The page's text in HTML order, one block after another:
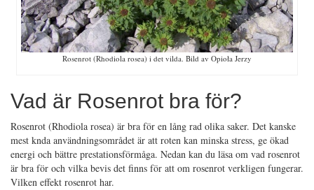
Rosenrot (Rhodiola rosea) i det vilda. Bild av Opioła Jerzy
Vad är Rosenrot bra för?
Rosenrot (Rhodiola rosea) är bra för en lång rad olika saker. Det kanske
mest knda användningsområdet är att roten kan minska stress, ge ökad
energi och bättre prestationsförmåga. Nedan kan du läsa om vad rosenrot
är bra för och vilka bevis det finns för att om rosenrot verkligen fungerar.
Vilken effekt rosenrot har.